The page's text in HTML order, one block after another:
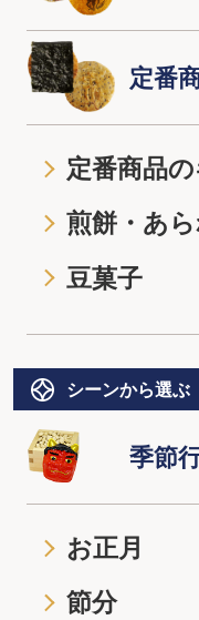
定番
定番商品
煎餅・あ
豆菓子
シーンから選ぶ
季節
お正月
節分